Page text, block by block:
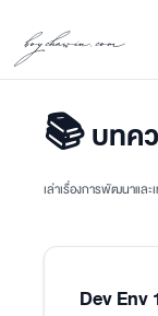
boychawin.com
📚 บทค
เล่าเรื่องการพัฒนาและ
Dev Env